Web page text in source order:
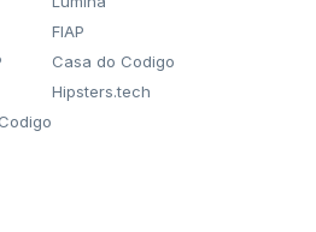
FIAP
Casa do Codigo
Hipsters.tech